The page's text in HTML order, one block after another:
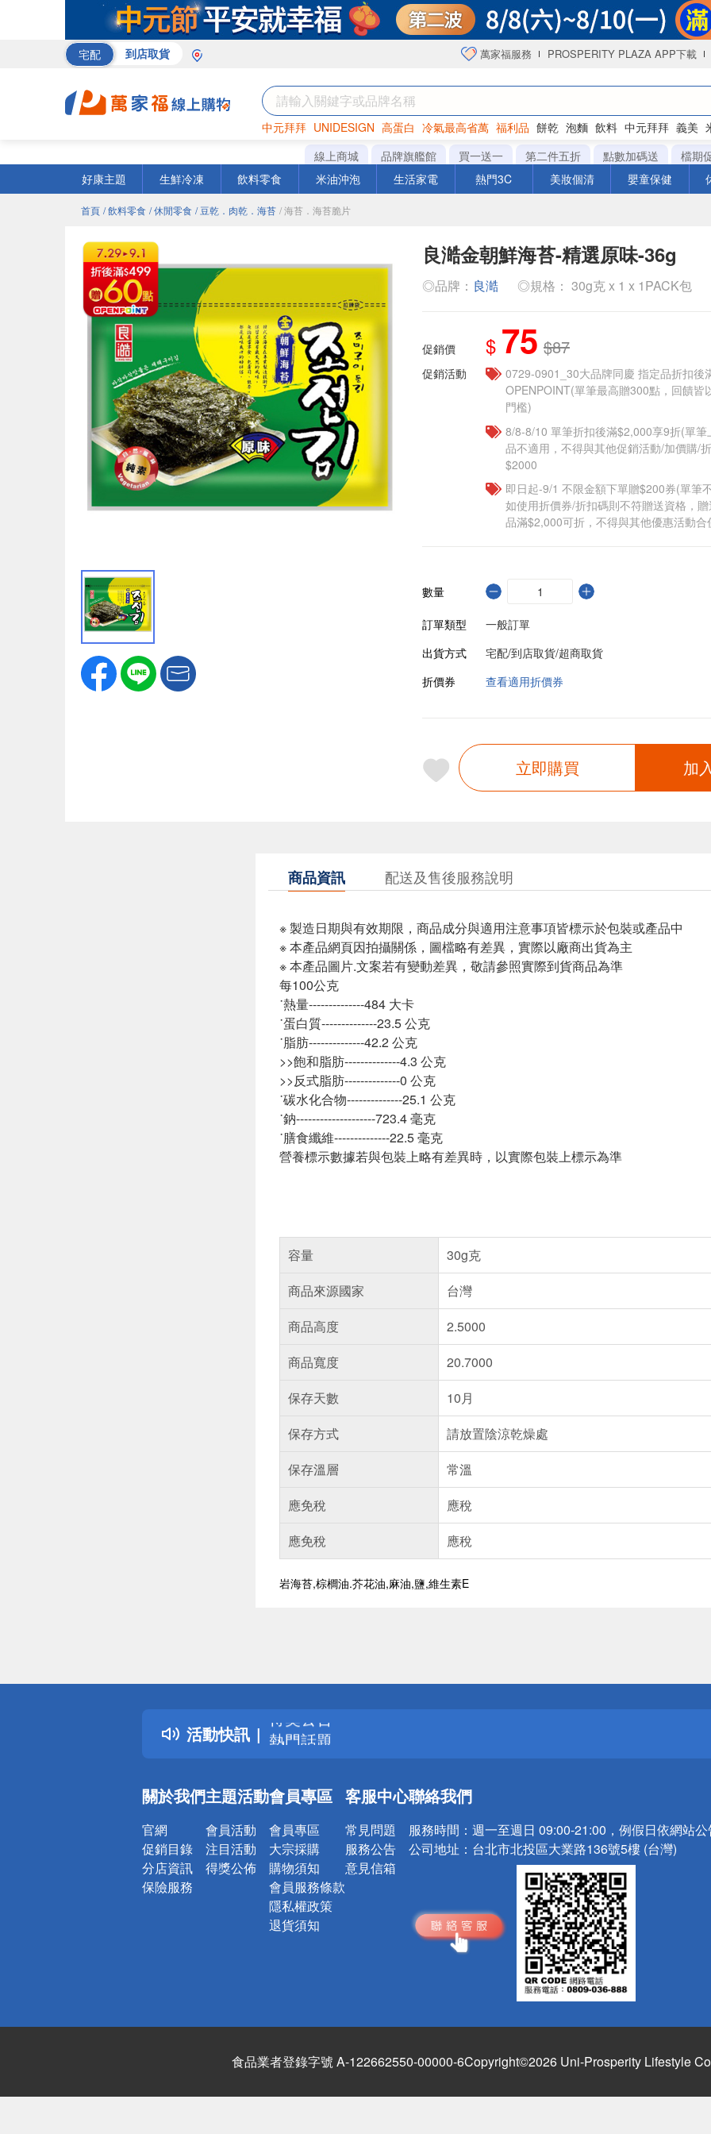
宅配 到店取貨 萬家福服務 PROSPERITY PLAZA APP下載
中元拜拜 UNIDESIGN 高蛋白 冷氣最高省萬 福利品 餅乾 泡麵 飲料 中元拜拜 義美
罐頭 咖啡 海苔
線上商城 品牌旗艦館 買一送一 第二件五折 點數加碼送
檔期
好康主題
生鮮冷凍 飲料零食 米油沖泡 生活家電 熱門3C 美妝個清 嬰童保健
首頁 / 飲料零食 / 休閒零食 / 豆乾．肉乾．海苔 / 海苔．海苔脆片
良澔金朝鮮海苔-精選原味-36g
◎品牌： 良澔 ◎規格： 30g克 x 1 x 1PACK包
促銷價 $ 75 $87
促銷活動
0729-0901_30大品牌同慶 指定品折扣後
OPENPOINT(單筆最高贈300點，回饋皆
門檻)
8/8-8/10 單筆折扣後滿$2,000享9折(單
品不適用，不得與其他促銷活動/加價購/
$2000
即日起-9/1 不限金額下單贈$200券(單筆
如使用折價券/折扣碼則不符贈送資格，
品滿$2,000可折，不得與其他優惠活動合
數量
訂單類型
一般訂單
出貨方式
宅配/到店取貨/超商取貨
折價券
查看適用折價券
立即購買 加
商品資訊 配送及售後服務說明
※ 製造日期與有效期限，商品成分與適用注意事項皆標示於包裝或產品中
※ 本產品網頁因拍攝關係，圖檔略有差異，實際以廠商出貨為主
※ 本產品圖片.文案若有變動差異，敬請參照實際到貨商品為準
每100公克
˙熱量--------------484 大卡
˙蛋白質--------------23.5 公克
˙脂肪--------------42.2 公克
>>飽和脂肪--------------4.3 公克
>>反式脂肪--------------0 公克
˙碳水化合物--------------25.1 公克
˙鈉--------------------723.4 毫克
˙膳食纖維--------------22.5 毫克
營養標示數據若與包裝上略有差異時，以實際包裝上標示為準
容量
30g克
商品來源國家
台灣
商品高度
2.5000
商品寬度
20.7000
保存天數
10月
保存方式
請放置陰涼乾燥處
保存溫層
常溫
應免稅
應稅
應免稅
應稅
岩海苔,棕櫚油.芥花油,麻油,鹽,維生素E
活動快訊
詐騙網頁！請小心！
得獎公告
熱門話題
銀行優惠
詐騙網頁！請小心！
關於我們
官網
促銷目錄
分店資訊
保險服務
主題活動
會員活動
注目活動
得獎公佈
會員專區
會員專區
大宗採購
購物須知
會員服務條款
隱私權政策
退貨須知
客服中心
常見問題
服務公告
意見信箱
聯絡我們
服務時間： 週一至週日 09:00-21:00，例假日依網站
公司地址： 台北市北投區大業路136號5樓 (台灣)
食品業者登錄字號 A-122662550-00000-6Copyright©2026 Uni-Prosperity Lifestyle